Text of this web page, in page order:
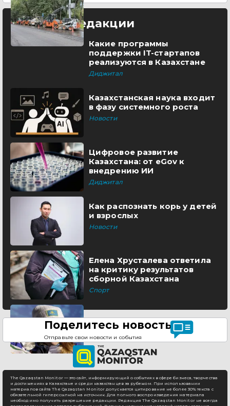
Выбор редакции
Какие программы
поддержки IT-стартапов
реализуются в Казахстане
Диджитал
Казахстанская наука входит
в фазу системного роста
Новости
Цифровое развитие
Казахстана: от eGov к
внедрению ИИ
Диджитал
Как распознать корь у детей
и взрослых
Новости
Елена Хрусталева ответила
на критику результатов
сборной Казахстана
Спорт
Поделитесь новостью
Отправьте свои новости и события
The Qazaqstan Monitor — это сайт, информирующий о событиях в сфере бизнеса, творчества
и достижениях в Казахстане и среди казахстанцев за рубежом. При использовании
материалов сайта The Qazaqstan Monitor допускается цитирование не более 30% текста с
обязательной гиперссылкой на источник. Для полного воспроизведения материала
необходимо получить разрешение редакции. Редакция The Qazaqstan Monitor не всегда